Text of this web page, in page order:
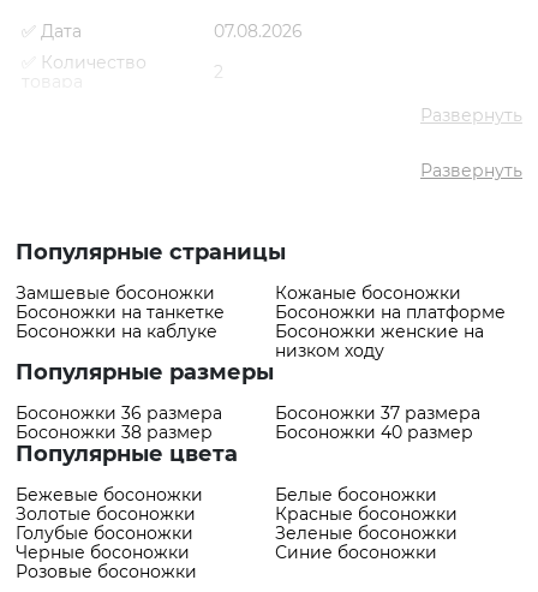
Популярные страницы
Замшевые босоножки
Кожаные босоножки
Босоножки на танкетке
Босоножки на платформе
Босоножки на каблуке
Босоножки женские на
низком ходу
Популярные размеры
Босоножки 36 размера
Босоножки 37 размера
Босоножки 38 размер
Босоножки 40 размер
Популярные цвета
Бежевые босоножки
Белые босоножки
Золотые босоножки
Красные босоножки
Голубые босоножки
Зеленые босоножки
Черные босоножки
Синие босоножки
Розовые босоножки
✅ Дата
07.08.2026
✅ Количество
товара
2
✅ Самый
популярный товар
Босоножки VS000095042
Пудровый
Развернуть
Развернуть